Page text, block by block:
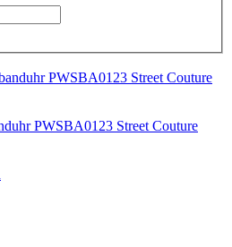
PWSBA0123 Street Couture